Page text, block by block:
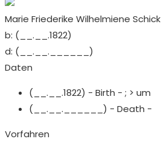
Marie Friederike Wilhelmiene Schick
b: (__.__.1822)
d: (__.__.______)
Daten
(__.__.1822) - Birth - ; > um
(__.__.______) - Death -
Vorfahren